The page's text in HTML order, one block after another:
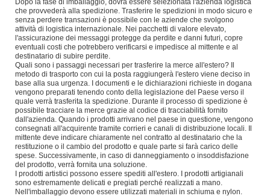
Dopo la fase di imballaggio, dovrà essere selezionata l'azienda logistica
che provvederà alla spedizione. Trasferire le spedizioni in modo sicuro e
senza perdere transazioni è possibile con le aziende che svolgono
attività di logistica internazionale. Nei pacchetti di valore elevato,
l'assicurazione dei messaggi protegge da perdite e danni futuri, copre
eventuali costi che potrebbero verificarsi e impedisce al mittente e al
destinatario di subire perdite.
Quali sono i passaggi necessari per trasferire la merce all'estero? Il
metodo di trasporto con cui la posta raggiungerà l'estero viene deciso in
base alla sua urgenza. I documenti e le dichiarazioni richieste in dogana
vengono preparati tenendo conto della legislazione del Paese verso il
quale verrà trasferita la spedizione. Durante il processo di spedizione è
possibile tracciare la merce grazie al codice di tracciabilità fornito
dall'azienda. Quando i prodotti arrivano nel paese in questione, vengono
consegnati all'acquirente tramite corrieri e canali di distribuzione locali. Il
mittente deve indicare chiaramente nel contratto al destinatario che la
restituzione o il cambio del prodotto e quale parte si farà carico delle
spese. Successivamente, in caso di danneggiamento o insoddisfazione
del prodotto, verrà fornita una soluzione.
I prodotti artistici possono essere spediti all'estero. I prodotti artigianali
sono estremamente delicati e pregiati perché realizzati a mano.
Nell'imballaggio devono essere utilizzati materiali in schiuma e nylon.